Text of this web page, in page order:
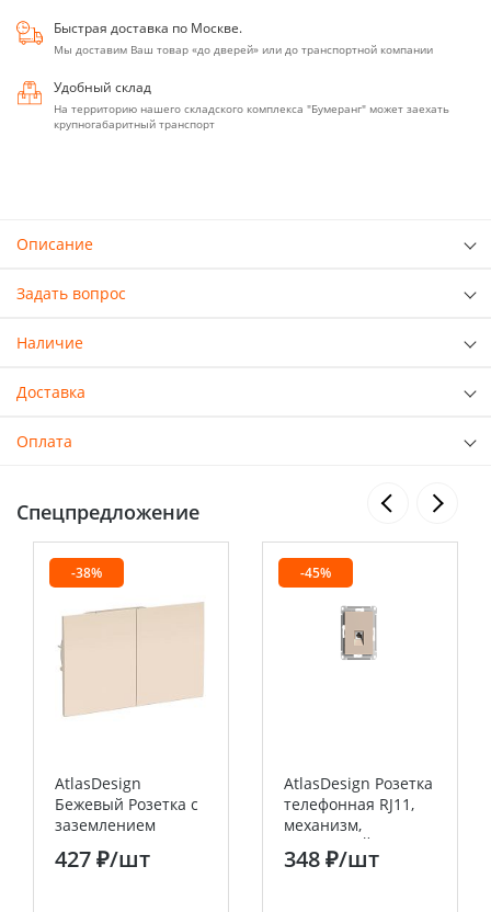
Быстрая доставка по Москве.
Мы доставим Ваш товар «до дверей» или до транспортной компании
Удобный склад
На территорию нашего складского комплекса "Бумеранг" может заехать
крупногабаритный транспорт
Описание
Задать вопрос
Наличие
Доставка
Оплата
Спецпредложение
-38%
AtlasDesign
Бежевый Розетка с
заземлением
двойная, со
шторками с
427 ₽/шт
-45%
AtlasDesign Розетка
телефонная RJ11,
механизм,
ПЕСОЧНЫЙ
Systeme Electric
348 ₽/шт